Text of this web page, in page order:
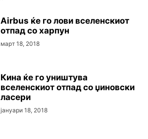
Airbus ќе го лови вселенскиот
отпад со харпун
март 18, 2018
Кина ќе го уништува
вселенскиот отпад со џиновски
ласери
јануари 18, 2018